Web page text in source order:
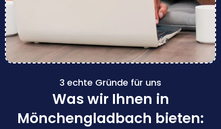
3 echte Gründe für uns
Was wir Ihnen in
Mönchengladbach bieten: